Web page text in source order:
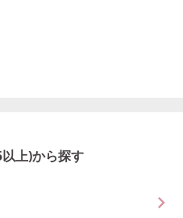
上)から探す